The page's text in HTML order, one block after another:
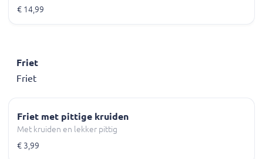
€ 14,99
Friet
Friet
Friet met pittige kruiden
Met kruiden en lekker pittig
€ 3,99